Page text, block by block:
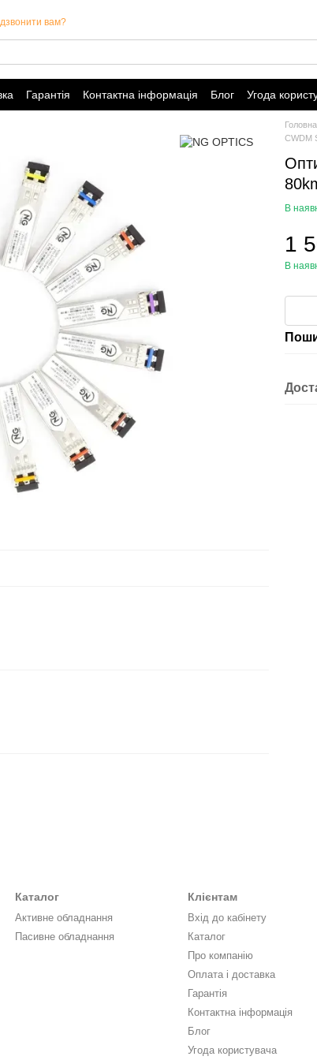
вам?
Гарантія Контактна інформація Блог Угода
Головна
CWDM
В
1
В
Каталог
Активне обладнання
Пасивне обладнання
Клієнтам
Вхід до кабінету
Каталог
Про компанію
Оплата і доставка
Гарантія
Контактна інформація
Блог
Угода користувача